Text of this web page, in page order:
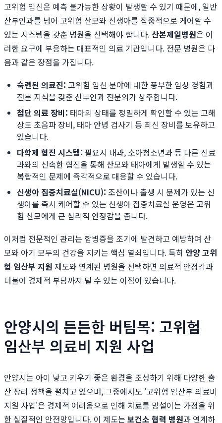
고위험 임신은 예측 불가능한 상황이 발생할 수 있기 때문에, 일반
산부인과를 넘어 고위험 산모와 신생아를 집중적으로 케어할 수
있는 시스템을 갖춘 병원을 선택해야 합니다.산본제일병원은 이
러한 요구에 부응하는 대표적인 의료 기관입니다. 전문 병원은 다
음과 같은 장점을 가집니다.
숙련된 의료진: 고위험 임신 분야에 대한 풍부한 임상 경험과
전문 지식을 갖춘 산부인과 전문의가 상주합니다.
첨단 의료 장비: 태아의 상태를 정밀하게 확인할 수 있는 고해
상도 초음파 장비, 태아 안녕 검사기 등 최신 장비를 보유하고
있습니다.
다학제 협진 시스템: 필요시 내과, 소아청소년과 등 다른 진료
과와의 신속한 협진을 통해 산모와 태아에게 발생할 수 있는
복합적인 문제에 즉각적으로 대응할 수 있습니다.
신생아 집중치료실(NICU): 조산이나 출생 시 문제가 있는 신
생아를 즉시 케어할 수 있는 신생아 집중치료실 운영은 고위
험 산모에게 큰 심리적 안정감을 줍니다.
이처럼 전문적인 관리는 합병증을 조기에 발견하고 예방하여 산
모와 아기 모두의 건강을 지키는 핵심 열쇠입니다. 특히 안양 고위
험 임산부 지원 제도와 연계된 병원을 선택하면 의료적 안정감과
더불어 경제적 부담까지 덜 수 있는 이점이 있습니다.
안양시의 든든한 버팀목: 고위험
임산부 의료비 지원 사업
안양시는 아이 낳고 키우기 좋은 환경을 조성하기 위해 다양한 출
산 장려 정책을 펼치고 있으며, 그중에서도 '고위험 임산부 의료비
지원 사업'은 경제적 어려움으로 인해 치료를 망설이는 가정을 위
한 실질적인 안전망입니다. 이 제도는 보건소 협력 병원과 연계하